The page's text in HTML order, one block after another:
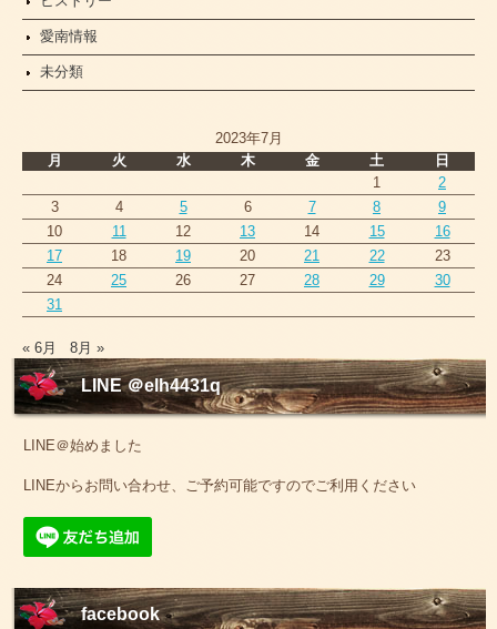
愛南情報
未分類
2023年7月
月
火 水 木 金 土
日
1
2
3
4 5 6 7 8
9
10
11 12 13 14 15
16
17
18 19 20 21 22
23
24
25 26 27 28 29
30
31
« 6月 8月 »
LINE ＠elh4431q
LINE＠始めました
LINEからお問い合わせ、ご予約可能ですのでご利用ください
facebook